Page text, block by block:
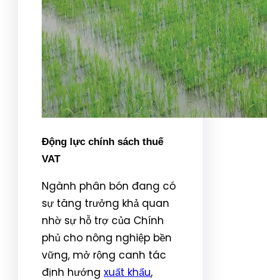
Động lực chính sách thuế
VAT
Ngành phân bón đang có
sự tăng trưởng khả quan
nhờ sự hỗ trợ của Chính
phủ cho nông nghiệp bền
vững, mở rộng canh tác
định hướng xuất khẩu,